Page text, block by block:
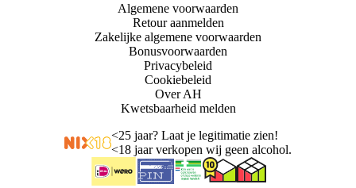
Algemene voorwaarden
Retour aanmelden
Zakelijke algemene voorwaarden
Bonusvoorwaarden
Privacybeleid
Cookiebeleid
Over AH
Kwetsbaarheid melden
<25 jaar? Laat je legitimatie zien!
<18 jaar verkopen wij geen alcohol.